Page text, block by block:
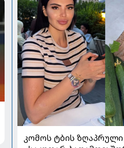
კომოს ტბის